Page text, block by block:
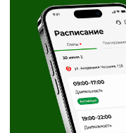
Скачать
Районы на выбор